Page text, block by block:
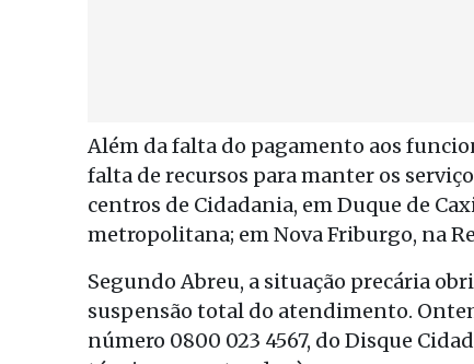
Além da falta do pagamento aos
falta de recursos para manter os
centros de Cidadania, em Duque de
metropolitana; em Nova Friburgo, na
Segundo Abreu, a situação precária
suspensão total do atendimento.
número 0800 023 4567, do Disque